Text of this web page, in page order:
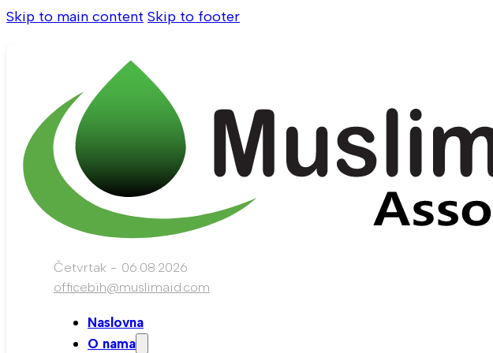
Skip to main content Skip to footer
Četvrtak - 06.08.2026
officebih@muslimaid.com
Naslovna
O nama